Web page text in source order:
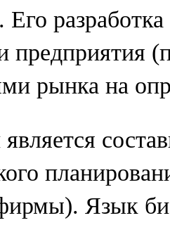
разработка
предприятия
рынка на
Язык